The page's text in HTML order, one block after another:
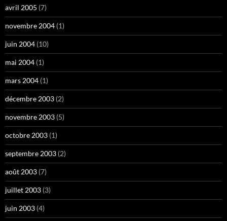
avril 2005 (7)
novembre 2004 (1)
juin 2004 (10)
mai 2004 (1)
mars 2004 (1)
décembre 2003 (2)
novembre 2003 (5)
octobre 2003 (1)
septembre 2003 (2)
août 2003 (7)
juillet 2003 (3)
juin 2003 (4)